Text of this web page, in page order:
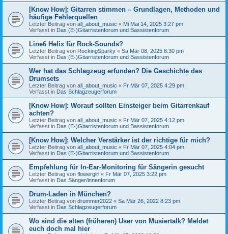
[Know How]: Gitarren stimmen – Grundlagen, Methoden und
häufige Fehlerquellen
Letzter Beitrag von all_about_music « Mi Mai 14, 2025 3:27 pm
Verfasst in Das (E-)Gitarristenforum und Bassistenforum
Line6 Helix für Rock-Sounds?
Letzter Beitrag von RockingSparky « Sa Mär 08, 2025 8:30 pm
Verfasst in Das (E-)Gitarristenforum und Bassistenforum
Wer hat das Schlagzeug erfunden? Die Geschichte des
Drumsets
Letzter Beitrag von all_about_music « Fr Mär 07, 2025 4:29 pm
Verfasst in Das Schlagzeugerforum
[Know How]: Worauf sollten Einsteiger beim Gitarrenkauf
achten?
Letzter Beitrag von all_about_music « Fr Mär 07, 2025 4:12 pm
Verfasst in Das (E-)Gitarristenforum und Bassistenforum
[Know How]: Welcher Verstärker ist der richtige für mich?
Letzter Beitrag von all_about_music « Fr Mär 07, 2025 4:04 pm
Verfasst in Das (E-)Gitarristenforum und Bassistenforum
Empfehlung für In-Ear-Monitoring für Sängerin gesucht
Letzter Beitrag von flowergirl « Fr Mär 07, 2025 3:22 pm
Verfasst in Das Sänger/innenforum
Drum-Laden in München?
Letzter Beitrag von drummer2022 « Sa Mär 26, 2022 8:23 pm
Verfasst in Das Schlagzeugerforum
Wo sind die alten (früheren) User von Musiertalk? Meldet
euch doch mal hier